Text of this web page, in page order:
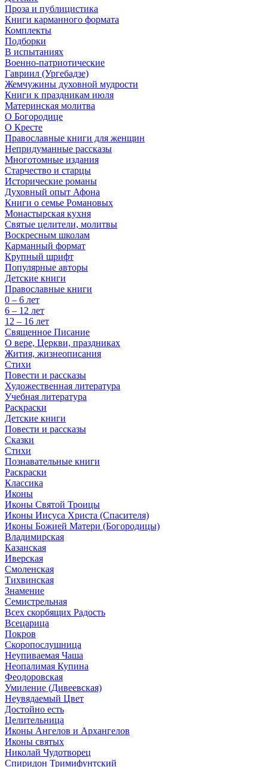
Проза и публицистика
Книги карманного формата
Комплекты
Подборки
В испытаниях
Военно-патриотические
Гавриил (Ургебадзе)
Жемчужины духовной мудрости
Книги к праздникам июля
Материнская молитва
О Богородице
О Кресте
Православные книги для женщин
Непридуманные рассказы
Многотомные издания
Старчество и старцы
Исторические романы
Духовный опыт Афона
Книги о семье Романовых
Монастырская кухня
Святые целители, молитвы
Воскресным школам
Карманный формат
Крупный шрифт
Популярные авторы
Детские книги
Православные книги
0 – 6 лет
6 – 12 лет
12 – 16 лет
Священное Писание
О вере, Церкви, праздниках
Жития, жизнеописания
Стихи
Повести и рассказы
Художественная литература
Учебная литература
Раскраски
Детские книги
Повести и рассказы
Сказки
Стихи
Познавательные книги
Раскраски
Классика
Иконы
Иконы Святой Троицы
Иконы Иисуса Христа (Спасителя)
Иконы Божией Матери (Богородицы)
Владимирская
Казанская
Иверская
Смоленская
Тихвинская
Знамение
Семистрельная
Всех скорбящих Радость
Всецарица
Покров
Скоропослушница
Неупиваемая Чаша
Неопалимая Купина
Феодоровская
Умиление (Дивеевская)
Неувядаемый Цвет
Достойно есть
Целительница
Иконы Ангелов и Архангелов
Иконы святых
Николай Чудотворец
Спиридон Тримифунтский